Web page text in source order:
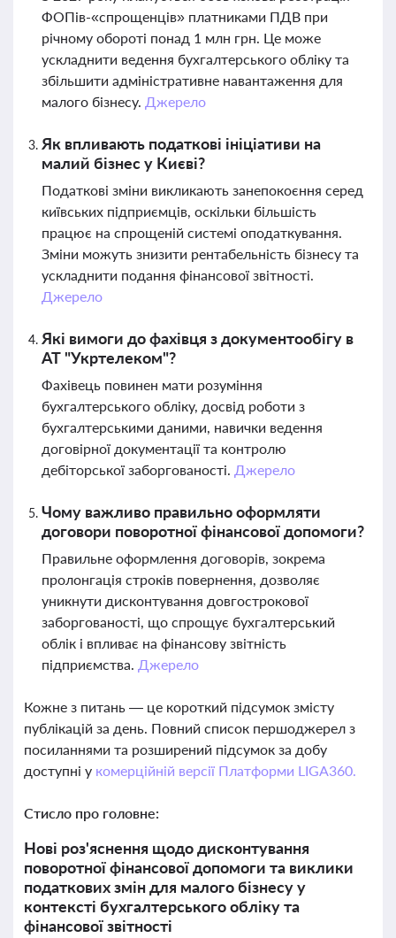
ФОПів-«спрощенців» платниками ПДВ при
річному обороті понад 1 млн грн. Це може
ускладнити ведення бухгалтерського обліку та
збільшити адміністративне навантаження для
малого бізнесу. Джерело
Як впливають податкові ініціативи на
малий бізнес у Києві?
Податкові зміни викликають занепокоєння серед
київських підприємців, оскільки більшість
працює на спрощеній системі оподаткування.
Зміни можуть знизити рентабельність бізнесу та
ускладнити подання фінансової звітності.
Джерело
Які вимоги до фахівця з документообігу в
АТ "Укртелеком"?
Фахівець повинен мати розуміння
бухгалтерського обліку, досвід роботи з
бухгалтерськими даними, навички ведення
договірної документації та контролю
дебіторської заборгованості. Джерело
Чому важливо правильно оформляти
договори поворотної фінансової допомоги?
Правильне оформлення договорів, зокрема
пролонгація строків повернення, дозволяє
уникнути дисконтування довгострокової
заборгованості, що спрощує бухгалтерський
облік і впливає на фінансову звітність
підприємства. Джерело
Кожне з питань — це короткий підсумок змісту
публікацій за день. Повний список першоджерел з
посиланнями та розширений підсумок за добу
доступні у комерційній версії Платформи LIGA360.
Стисло про головне:
Нові роз'яснення щодо дисконтування
поворотної фінансової допомоги та виклики
податкових змін для малого бізнесу у
контексті бухгалтерського обліку та
фінансової звітності